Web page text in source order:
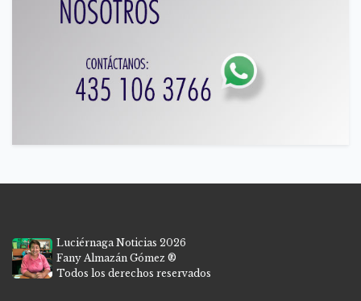
Luciérnaga Noticias 2026
Fany Almazán Gómez ®
Todos los derechos reservados